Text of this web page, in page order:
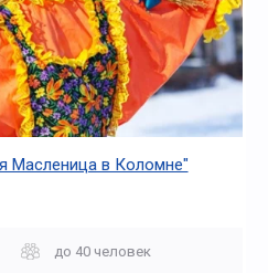
Масленица в Коломне"
до 40 человек